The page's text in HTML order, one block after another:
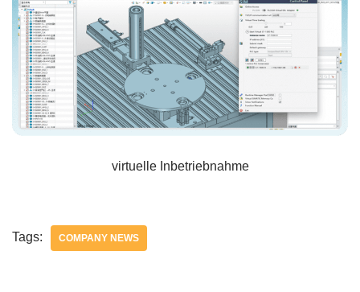
virtuelle Inbetriebnahme
Tags: COMPANY NEWS